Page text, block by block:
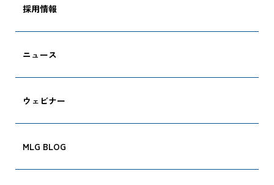
採用情報
ニュース
ウェビナー
MLG BLOG